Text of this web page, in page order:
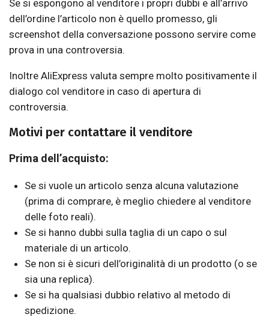
Se si espongono al venditore i propri dubbi e all’arrivo
dell’ordine l’articolo non è quello promesso, gli
screenshot della conversazione possono servire come
prova in una controversia.
Inoltre AliExpress valuta sempre molto positivamente il
dialogo col venditore in caso di apertura di
controversia.
Motivi per contattare il venditore
Prima dell’acquisto:
Se si vuole un articolo senza alcuna valutazione
(prima di comprare, è meglio chiedere al venditore
delle foto reali).
Se si hanno dubbi sulla taglia di un capo o sul
materiale di un articolo.
Se non si è sicuri dell’originalità di un prodotto (o se
sia una replica).
Se si ha qualsiasi dubbio relativo al metodo di
spedizione.